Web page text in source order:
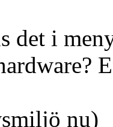
det i
nu)